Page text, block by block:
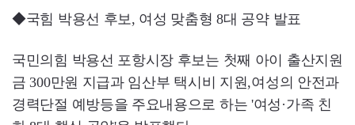
◆국힘 박용선 후보, 여성 맞춤형 8대 공약 발표
국민의힘 박용선 포항시장 후보는 첫째 아이 출산지원
금 300만원 지급과 임산부 택시비 지원,여성의 안전과
경력단절 예방등을 주요내용으로 하는 '여성·가족 친